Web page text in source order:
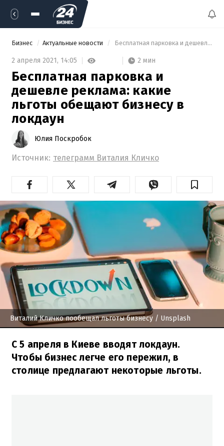
Бизнес Актуальные новости Бесплатная парковка и дешевле реклама: какие льготы обещают бизнесу в локдаун
2 апреля 2021, 14:05 2 мин
Бесплатная парковка и
дешевле реклама: какие
льготы обещают бизнесу в
локдаун
Юлия Поскробок
Источник: телеграмм Виталия Кличко
Виталий Кличко пообещал льготы бизнесу / Unsplash
С 5 апреля в Киеве вводят локдаун.
Чтобы бизнес легче его пережил, в
столице предлагают некоторые льготы.